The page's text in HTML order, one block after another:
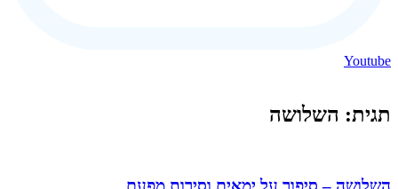
Youtube
תגית: השלושה